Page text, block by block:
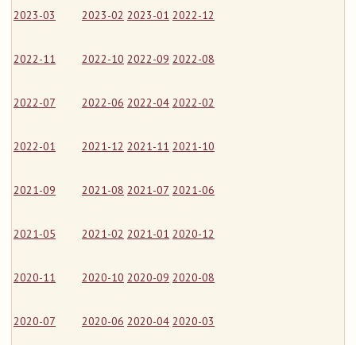
2023-03 2023-02 2023-01 2022-12
2022-11 2022-10 2022-09 2022-08
2022-07 2022-06 2022-04 2022-02
2022-01 2021-12 2021-11 2021-10
2021-09 2021-08 2021-07 2021-06
2021-05 2021-02 2021-01 2020-12
2020-11 2020-10 2020-09 2020-08
2020-07 2020-06 2020-04 2020-03